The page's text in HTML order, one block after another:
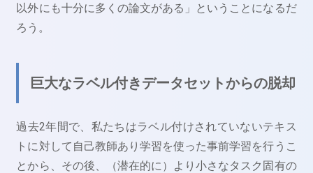
以外にも十分に多くの論文がある」ということになるだ
ろう。
巨大なラベル付きデータセットからの脱却
過去2年間で、私たちはラベル付けされていないテキス
トに対して自己教師あり学習を使った事前学習を行うこ
とから、その後、（潜在的に）より小さなタスク固有の